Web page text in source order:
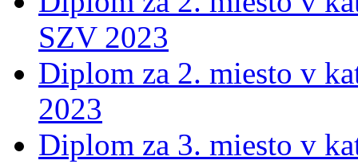
SZV 2023
Diplom za 2. miesto v
2023
Diplom za 3. miesto v